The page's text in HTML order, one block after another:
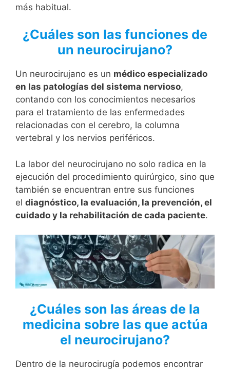
más habitual.
¿Cuáles son las funciones de
un neurocirujano?
Un neurocirujano es un médico especializado
en las patologías del sistema nervioso,
contando con los conocimientos necesarios
para el tratamiento de las enfermedades
relacionadas con el cerebro, la columna
vertebral y los nervios periféricos.
La labor del neurocirujano no solo radica en la
ejecución del procedimiento quirúrgico, sino que
también se encuentran entre sus funciones
el diagnóstico, la evaluación, la prevención, el
cuidado y la rehabilitación de cada paciente.
¿Cuáles son las áreas de la
medicina sobre las que actúa
el neurocirujano?
Dentro de la neurocirugía podemos encontrar